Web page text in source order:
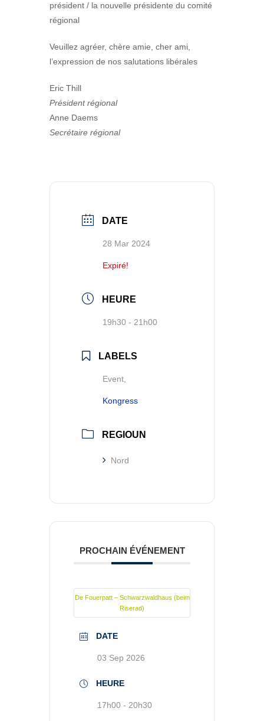
président / la nouvelle présidente du comité
régional
Veuillez agréer, chère amie, cher ami,
l’expression de nos salutations libérales
Eric Thill
Président régional
Anne Daems
Secrétaire régional
DATE
28 Mar 2024
Expiré!
HEURE
19h30 - 21h00
LABELS
Event,
Kongress
REGIOUN
Nord
PROCHAIN ÉVÉNEMENT
De Fouerpatt – Schwarzwaldhaus (beim
Riserad)
DATE
03 Sep 2026
HEURE
17h00 - 20h30